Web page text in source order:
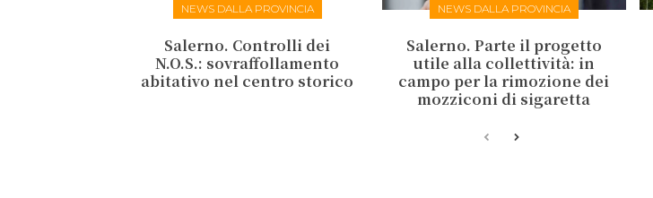
NEWS DALLA PROVINCIA
Salerno. Controlli dei
N.O.S.: sovraffollamento
abitativo nel centro storico
NEWS DALLA PROVINCIA
Salerno. Parte il progetto
utile alla collettività: in
campo per la rimozione dei
mozziconi di sigaretta